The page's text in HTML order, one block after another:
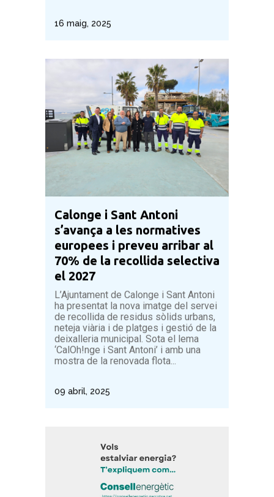
16 maig, 2025
Calonge i Sant Antoni
s’avança a les normatives
europees i preveu arribar al
70% de la recollida selectiva
el 2027
L’Ajuntament de Calonge i Sant Antoni
ha presentat la nova imatge del servei
de recollida de residus sòlids urbans,
neteja viària i de platges i gestió de la
deixalleria municipal. Sota el lema
‘CalOh!nge i Sant Antoni’ i amb una
mostra de la renovada flota...
09 abril, 2025